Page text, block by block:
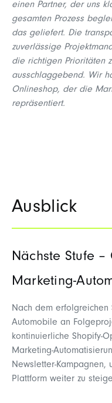
einenPartner, der uns
gesamten Prozess
das geliefert. Die
zuverlässige
die richtigen Prioritäten
ausschlaggebend. Wir
Onlineshop, der die
repräsentiert.
Ausblick
Nächste Stufe
Nach dem erfolgreichen
Automobile an
kontinuierliche Shopify‑
Marketing‑
Newsletter‑Kampagnen,
Plattform weiter zu